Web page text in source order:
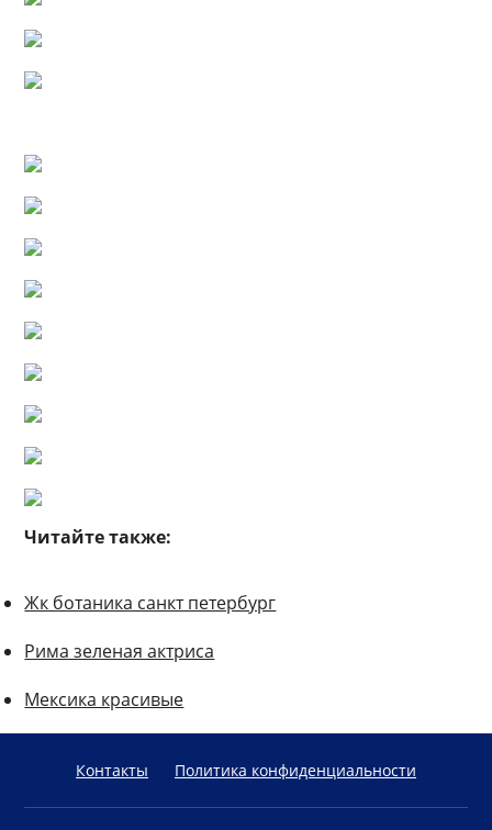
Читайте также:
Жк ботаника санкт петербург
Рима зеленая актриса
Мексика красивые
Контакты Политика конфиденциальности